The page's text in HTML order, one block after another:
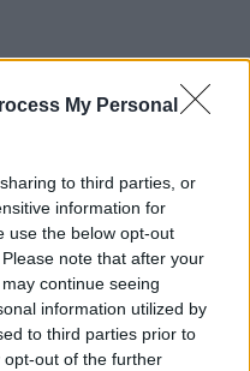
My Personal
to third parties, or
information for
use the below opt-out
note that after your
continue seeing
information utilized by
to third parties prior to
out of the further
#stroke#rákbetegség
#herpesz